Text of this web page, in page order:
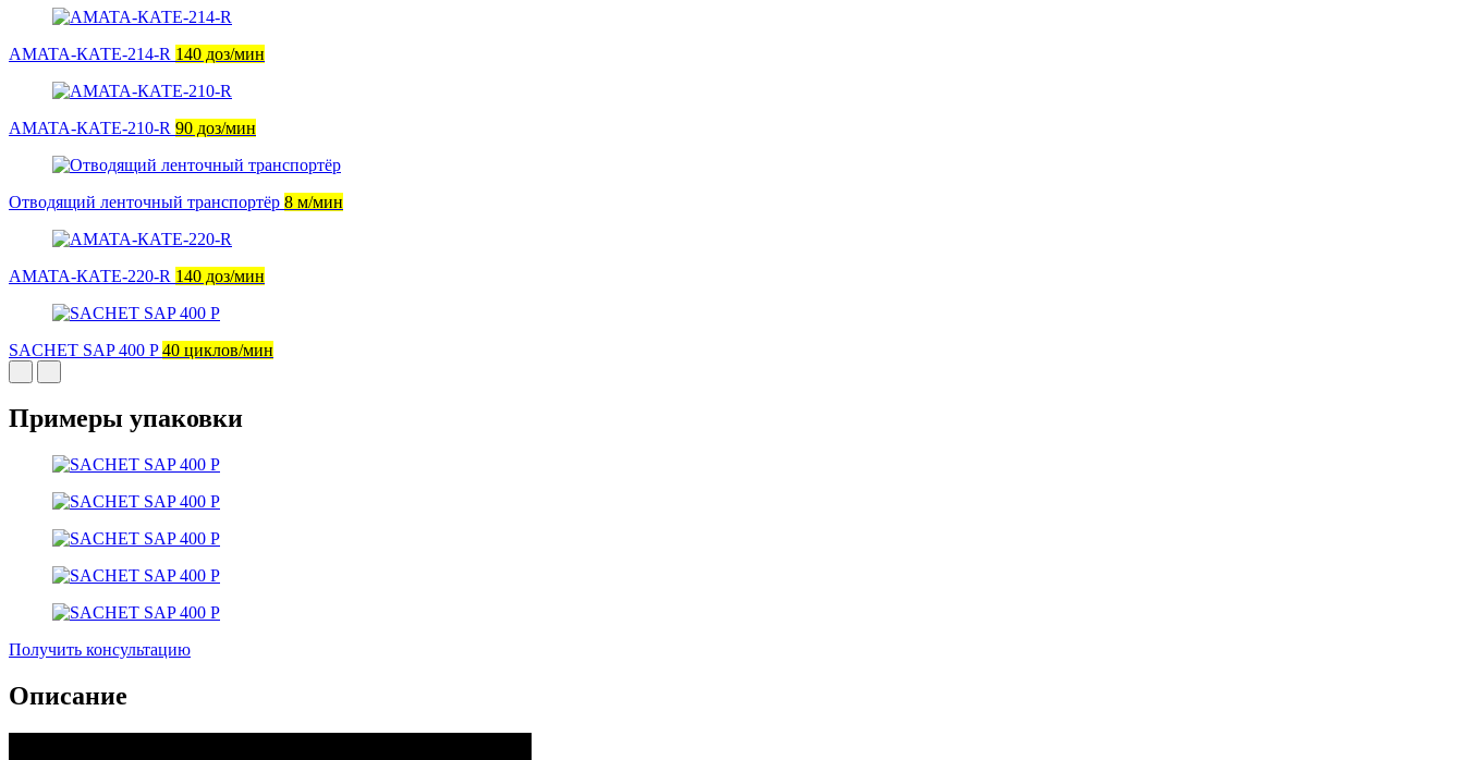
AMATA-КАТЕ-214-R 140 доз/мин
AMATA-КАТЕ-210-R 90 доз/мин
Отводящий ленточный транспортёр 8 м/мин
AMATA-КАТЕ-220-R 140 доз/мин
SACHET SAP 400 P 40 циклов/мин
Примеры упаковки
Получить консультацию
Описание